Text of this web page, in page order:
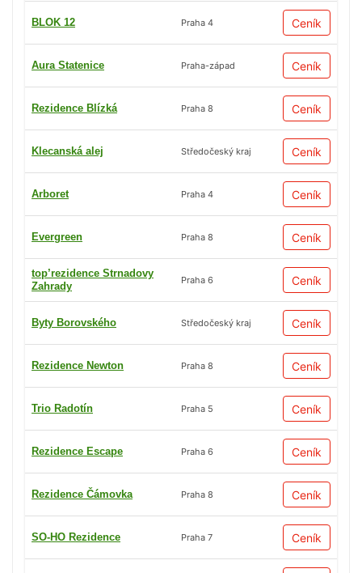
BLOK 12 Praha 4 Ceník
Aura Statenice Praha-západ Ceník
Rezidence Blízká Praha 8 Ceník
Klecanská alej Středočeský kraj Ceník
Arboret Praha 4 Ceník
Evergreen Praha 8 Ceník
top’rezidence Strnadovy
Zahrady
Praha 6 Ceník
Byty Borovského Středočeský kraj Ceník
Rezidence Newton Praha 8 Ceník
Trio Radotín Praha 5 Ceník
Rezidence Escape Praha 6 Ceník
Rezidence Čámovka Praha 8 Ceník
SO-HO Rezidence Praha 7 Ceník